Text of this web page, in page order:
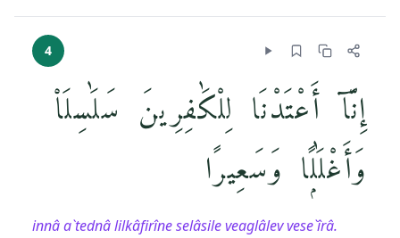
4
إِنَّآ أَعْتَدْنَا لِلْكَٰفِرِينَ سَلَٰسِلَا۟
وَأَغْلَٰلًۭا وَسَعِيرًا
innâ a`tednâ lilkâfirîne selâsile veaglâlev vese`îrâ.